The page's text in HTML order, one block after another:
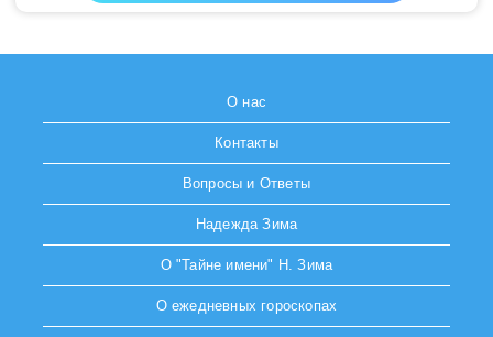
О нас
Контакты
Вопросы и Ответы
Надежда Зима
О "Тайне имени" Н. Зима
О ежедневных гороскопах